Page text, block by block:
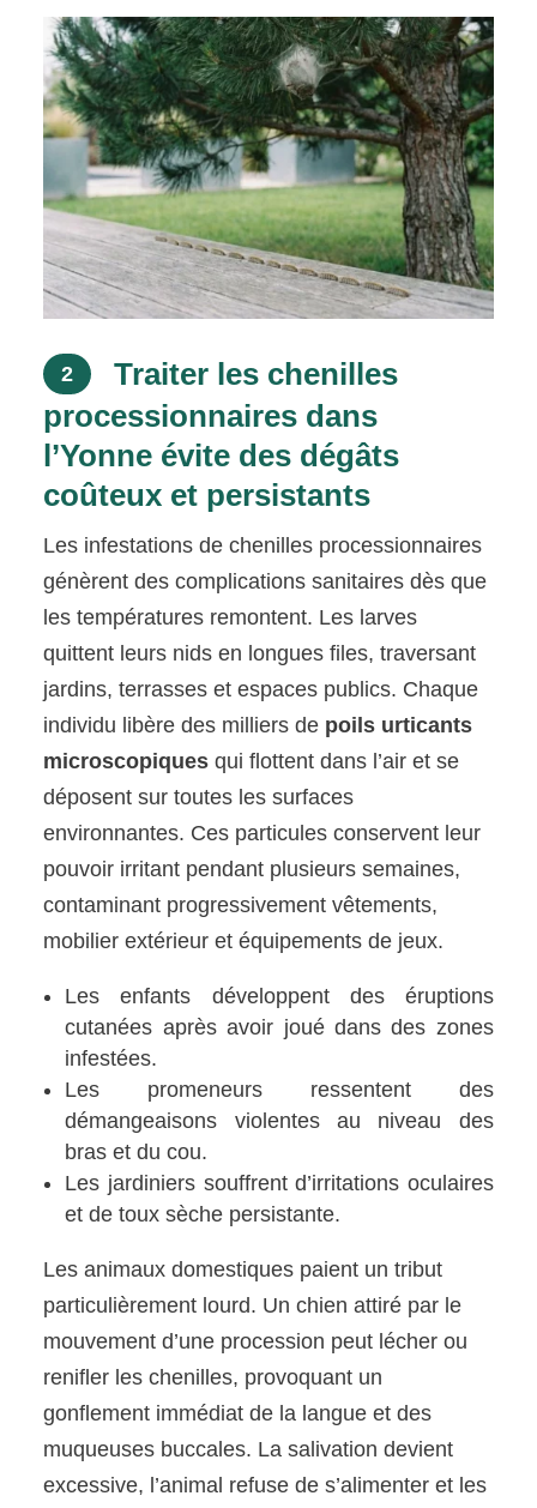
2
Traiter les chenilles
processionnaires dans
l’Yonne évite des dégâts
coûteux et persistants
Les infestations de chenilles processionnaires
génèrent des complications sanitaires dès que
les températures remontent. Les larves
quittent leurs nids en longues files, traversant
jardins, terrasses et espaces publics. Chaque
individu libère des milliers de poils urticants
microscopiques qui flottent dans l’air et se
déposent sur toutes les surfaces
environnantes. Ces particules conservent leur
pouvoir irritant pendant plusieurs semaines,
contaminant progressivement vêtements,
mobilier extérieur et équipements de jeux.
Les enfants développent des éruptions
cutanées après avoir joué dans des zones
infestées.
Les promeneurs ressentent des
démangeaisons violentes au niveau des
bras et du cou.
Les jardiniers souffrent d’irritations oculaires
et de toux sèche persistante.
Les animaux domestiques paient un tribut
particulièrement lourd. Un chien attiré par le
mouvement d’une procession peut lécher ou
renifler les chenilles, provoquant un
gonflement immédiat de la langue et des
muqueuses buccales. La salivation devient
excessive, l’animal refuse de s’alimenter et les